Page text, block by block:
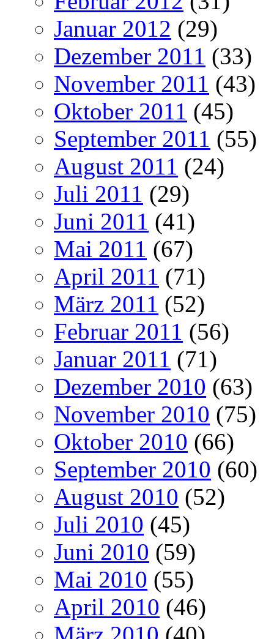
Januar 2012 (29)
Dezember 2011 (33)
November 2011 (43)
Oktober 2011 (45)
September 2011 (55)
August 2011 (24)
Juli 2011 (29)
Juni 2011 (41)
Mai 2011 (67)
April 2011 (71)
März 2011 (52)
Februar 2011 (56)
Januar 2011 (71)
Dezember 2010 (63)
November 2010 (75)
Oktober 2010 (66)
September 2010 (60)
August 2010 (52)
Juli 2010 (45)
Juni 2010 (59)
Mai 2010 (55)
April 2010 (46)